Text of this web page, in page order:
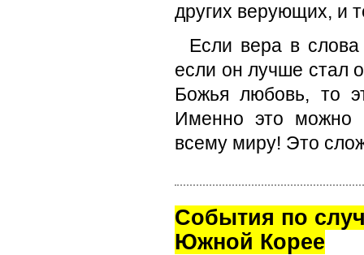
других верующих, и
Если вера в
если он лучше стал
Божья любовь, то
Именно это можно
всему миру! Это
Cобытия по
Южной Корее